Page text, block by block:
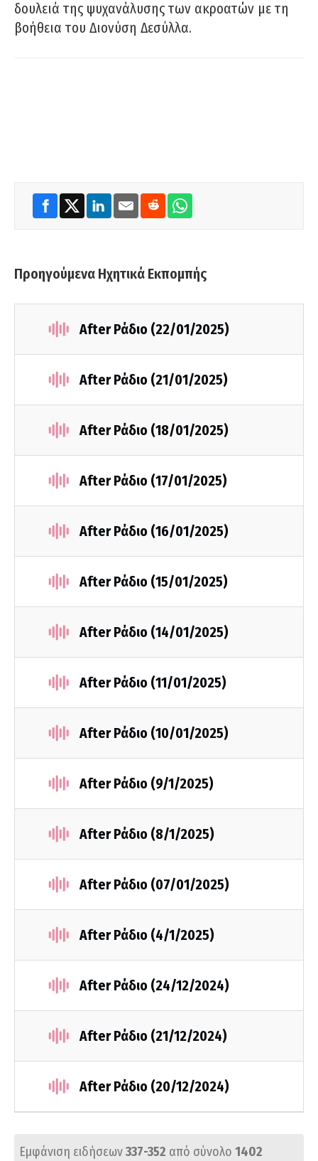
δουλειά της ψυχανάλυσης των ακροατών με τη
βοήθεια του Διονύση Δεσύλλα.
Προηγούμενα Ηχητικά Εκπομπής
After Ράδιο (22/01/2025)
After Ράδιο (21/01/2025)
After Ράδιο (18/01/2025)
After Ράδιο (17/01/2025)
After Ράδιο (16/01/2025)
After Ράδιο (15/01/2025)
After Ράδιο (14/01/2025)
After Ράδιο (11/01/2025)
After Ράδιο (10/01/2025)
After Ράδιο (9/1/2025)
After Ράδιο (8/1/2025)
After Ράδιο (07/01/2025)
After Ράδιο (4/1/2025)
After Ράδιο (24/12/2024)
After Ράδιο (21/12/2024)
After Ράδιο (20/12/2024)
Εμφάνιση ειδήσεων337-352 από σύνολο 1402